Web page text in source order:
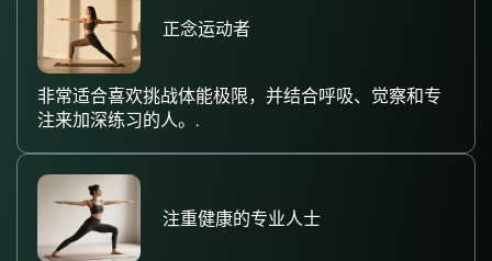
正念运动者
非常适合喜欢挑战体能极限，并结合呼吸、觉察和专
注来加深练习的人。.
注重健康的专业人士